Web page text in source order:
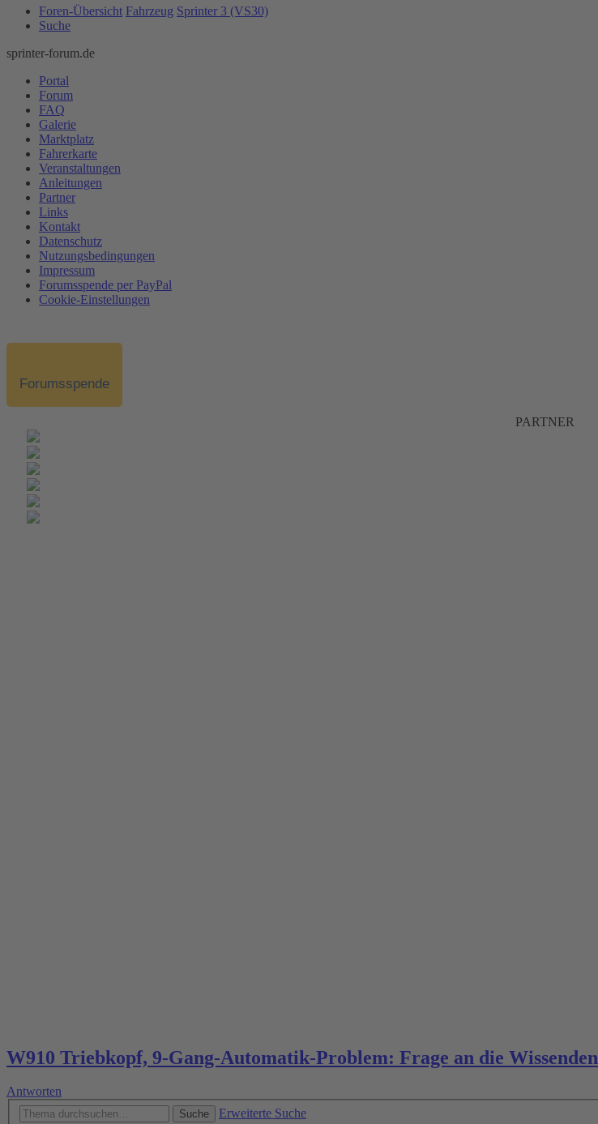
Foren-Übersicht Fahrzeug Sprinter 3 (VS30)
Suche
sprinter-forum.de
Portal
Forum
FAQ
Galerie
Marktplatz
Fahrerkarte
Veranstaltungen
Anleitungen
Partner
Links
Kontakt
Datenschutz
Nutzungsbedingungen
Impressum
Forumsspende per PayPal
Cookie-Einstellungen
Forumsspende
PARTNER
W910 Triebkopf, 9-Gang-Automatik-Problem: Frage an die Wissenden
Antworten
Suche
Erweiterte Suche